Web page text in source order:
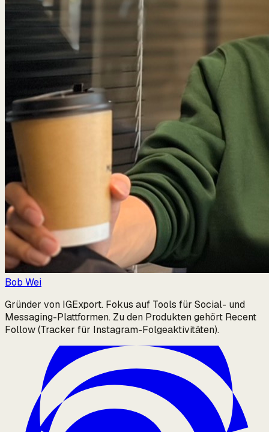
Bob Wei
Gründer von IGExport. Fokus auf Tools für Social- und
Messaging-Plattformen. Zu den Produkten gehört Recent
Follow (Tracker für Instagram-Folgeaktivitäten).